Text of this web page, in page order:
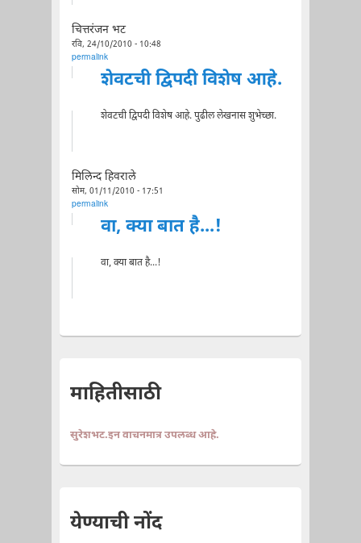
चित्तरंजन भट
रवि, 24/10/2010 - 10:48
permalink
शेवटची द्विपदी विशेष आहे.
शेवटची द्विपदी विशेष आहे. पुढील लेखनास शुभेच्छा.
मिलिन्द हिवराले
सोम, 01/11/2010 - 17:51
permalink
वा, क्या बात है...!
वा, क्या बात है...!
माहितीसाठी
सुरेशभट.इन वाचनमात्र उपलब्ध आहे.
येण्याची नोंद